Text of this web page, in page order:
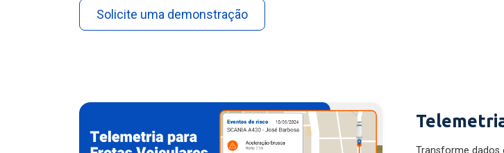
Solicite uma demonstração
Transforme dados